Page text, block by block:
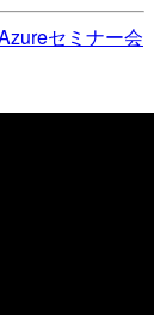
セミナー会